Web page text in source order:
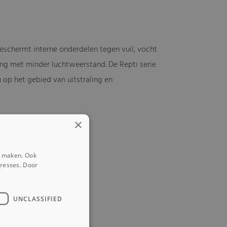
interne onderdelen tegen vuil, vocht
met minder luchtweerstand. De Repti serie
het gebied van uitstraling en
×
Ook
Door
UNCLASSIFIED